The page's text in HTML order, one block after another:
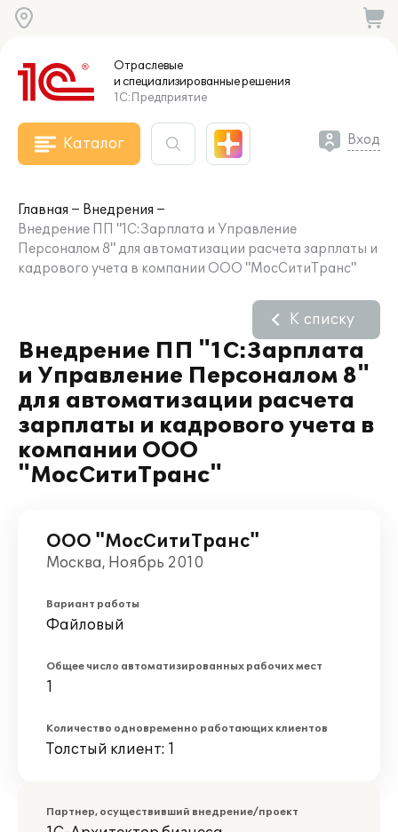
Отраслевые
и специализированныерешения
1С:Предприятие
Каталог Вход
Главная
Внедрения
Внедрение ПП "1С:Зарплата и Управление
Персоналом 8" для автоматизации расчета зарплаты и
кадрового учета в компании ООО "МосСитиТранс"
Внедрение ПП "1С:Зарплата
и Управление Персоналом 8"
для автоматизации расчета
зарплаты и кадрового учета в
компании ООО
"МосСитиТранс"
К списку
ООО "МосСитиТранс"
Москва, Ноябрь 2010
Вариант работы
Файловый
Общее число автоматизированных рабочих мест
1
Количество одновременно работающих клиентов
Толстый клиент: 1
Партнер, осуществивший внедрение/проект